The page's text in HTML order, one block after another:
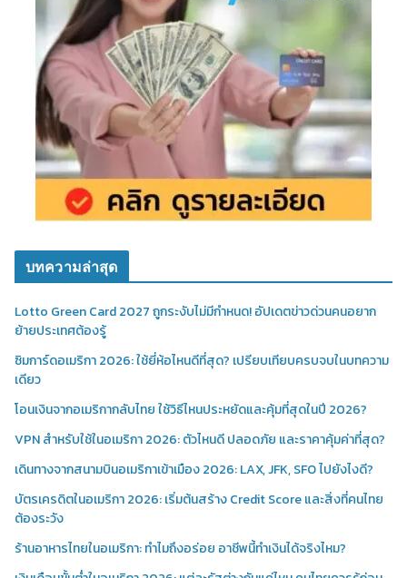
บทความล่าสุด
Lotto Green Card 2027 ถูกระงับไม่มีกำหนด! อัปเดตข่าวด่วนคนอยาก
ย้ายประเทศต้องรู้
ซิมการ์ดอเมริกา 2026: ใช้ยี่ห้อไหนดีที่สุด? เปรียบเทียบครบจบในบทความ
เดียว
โอนเงินจากอเมริกากลับไทย ใช้วิธีไหนประหยัดและคุ้มที่สุดในปี 2026?
VPN สำหรับใช้ในอเมริกา 2026: ตัวไหนดี ปลอดภัย และราคาคุ้มค่าที่สุด?
เดินทางจากสนามบินอเมริกาเข้าเมือง 2026: LAX, JFK, SFO ไปยังไงดี?
บัตรเครดิตในอเมริกา 2026: เริ่มต้นสร้าง Credit Score และสิ่งที่คนไทย
ต้องระวัง
ร้านอาหารไทยในอเมริกา: ทำไมถึงอร่อย อาชีพนี้ทำเงินได้จริงไหม?